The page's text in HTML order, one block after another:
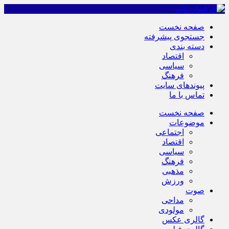
صفحه نخست
جستجوی پیشرفته
دسته بندی
اقتصاد
سیاسی
فرهنگ
پیوندهای سایت
تماس با ما
صفحه نخست
موضوعات
اجتماعی
اقتصاد
سیاسی
فرهنگ
مذهبی
ورزش
صوت
مداحی
مولودی
گالری عکس